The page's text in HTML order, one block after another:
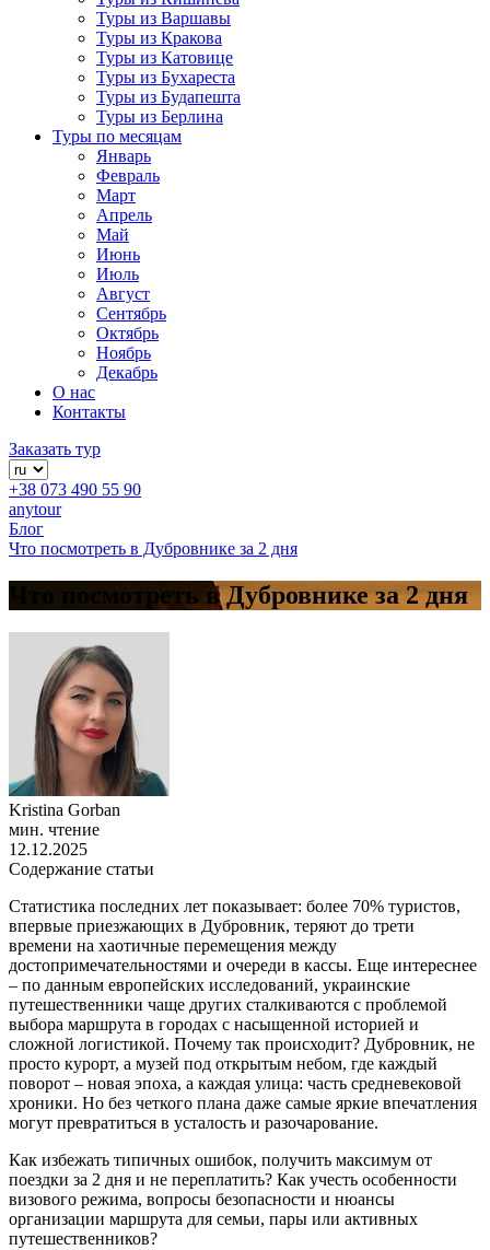
Туры из Варшавы
Туры из Кракова
Туры из Катовице
Туры из Бухареста
Туры из Будапешта
Туры из Берлина
Туры по месяцам
Январь
Февраль
Март
Апрель
Май
Июнь
Июль
Август
Сентябрь
Октябрь
Ноябрь
Декабрь
О нас
Контакты
Заказать тур
+38 073 490 55 90
anytour
Блог
Что посмотреть в Дубровнике за 2 дня
Что посмотреть в Дубровнике за 2 дня
Kristina Gorban
мин. чтение
12.12.2025
Содержание статьи
Статистика последних лет показывает: более 70% туристов,
впервые приезжающих в Дубровник, теряют до трети
времени на хаотичные перемещения между
достопримечательностями и очереди в кассы. Еще интереснее
– по данным европейских исследований, украинские
путешественники чаще других сталкиваются с проблемой
выбора маршрута в городах с насыщенной историей и
сложной логистикой. Почему так происходит? Дубровник, не
просто курорт, а музей под открытым небом, где каждый
поворот – новая эпоха, а каждая улица: часть средневековой
хроники. Но без четкого плана даже самые яркие впечатления
могут превратиться в усталость и разочарование.
Как избежать типичных ошибок, получить максимум от
поездки за 2 дня и не переплатить? Как учесть особенности
визового режима, вопросы безопасности и нюансы
организации маршрута для семьи, пары или активных
путешественников?